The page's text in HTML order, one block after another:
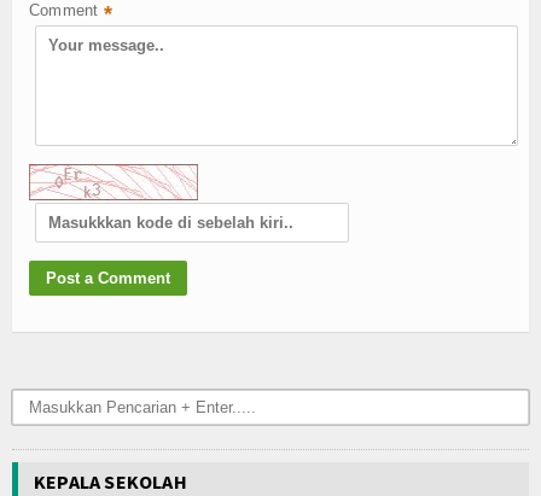
Comment *
KEPALA SEKOLAH